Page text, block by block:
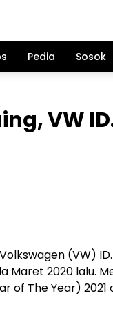
Pedia Sosok
VW
(VW)
2020 lalu.
of The Year) 2021